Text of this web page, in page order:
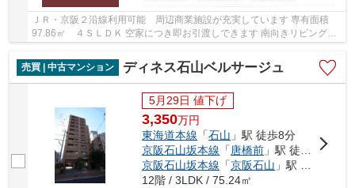
ＪＲ・京阪２沿線利用可能 周辺商業施設が充実しています 専有面積
97.86㎡ ４ＳＬＤＫ 空家につき即お引渡しできます 南向きリビングか
売買 | 中古マンション
ディネス石山ベルサージュ
5月29日 値下げ
3,350万円
東海道本線 「石山 」駅 徒歩8分
京阪石山坂本線 「 唐橋前 」駅 徒歩4分
京阪石山坂本線 「京阪石山 」駅 徒歩8分
12階 / 3LDK / 75.24㎡